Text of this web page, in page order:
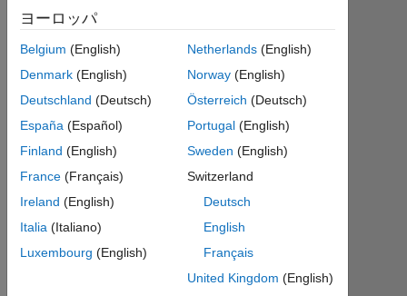
Followers:
Follow
ッ
ー
ヨーロッパ
Belgium (English)
Denmark (English)
Deutschland (Deutsch)
España (Español)
Finland (English)
France (Français)
Ireland (English)
Italia (Italiano)
Luxembourg (English)
Netherlands (English)
Norway (English)
Österreich (Deutsch)
Portugal (English)
Sweden (English)
Switzerland
Deutsch
English
Français
United Kingdom (English)